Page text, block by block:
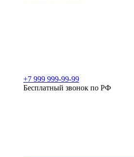
+7 999 999-99-99
Бесплатный звонок по РФ